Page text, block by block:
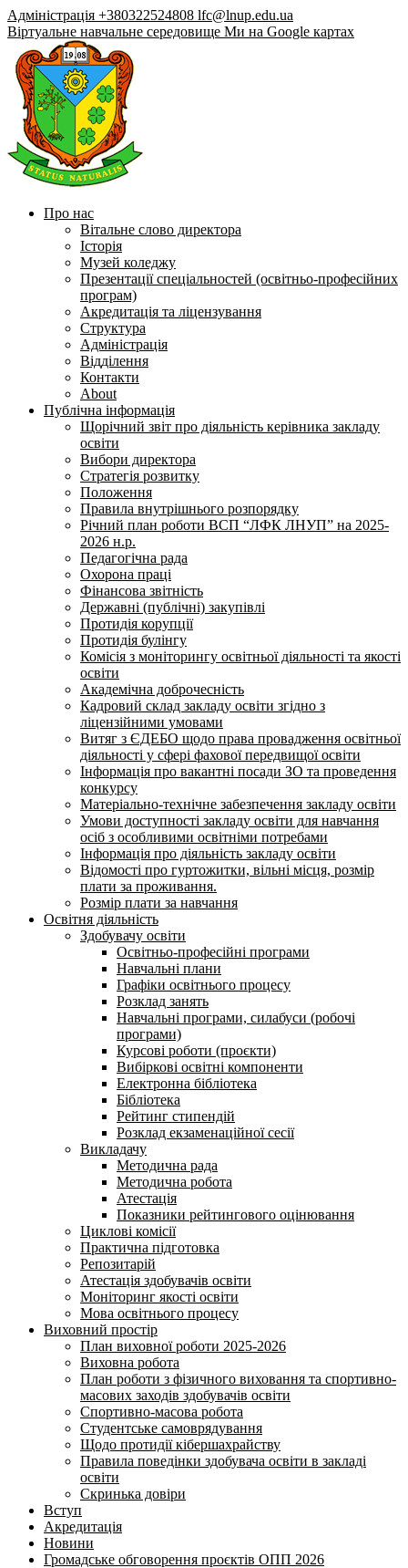
Адміністрація +380322524808 lfc@lnup.edu.ua
Віртуальне навчальне середовище Ми на Google картах
Про нас
Вітальне слово директора
Історія
Музей коледжу
Презентації спеціальностей (освітньо-професійних
програм)
Акредитація та ліцензування
Структура
Адміністрація
Відділення
Контакти
About
Публічна інформація
Щорічний звіт про діяльність керівника закладу
освіти
Вибори директора
Стратегія розвитку
Положення
Правила внутрішнього розпорядку
Річний план роботи ВСП “ЛФК ЛНУП” на 2025-
2026 н.р.
Педагогічна рада
Охорона праці
Фінансова звітність
Державні (публічні) закупівлі
Протидія корупції
Протидія булінгу
Комісія з моніторингу освітньої діяльності та якості
освіти
Академічна доброчесність
Кадровий склад закладу освіти згідно з
ліцензійними умовами
Витяг з ЄДЕБО щодо права провадження освітньої
діяльності у сфері фахової передвищої освіти
Інформація про вакантні посади ЗО та проведення
конкурсу
Матеріально-технічне забезпечення закладу освіти
Умови доступності закладу освіти для навчання
осіб з особливими освітніми потребами
Інформація про діяльність закладу освіти
Відомості про гуртожитки, вільні місця, розмір
плати за проживання.
Розмір плати за навчання
Освітня діяльність
Здобувачу освіти
Освітньо-професійні програми
Навчальні плани
Графіки освітнього процесу
Розклад занять
Навчальні програми, силабуси (робочі
програми)
Курсові роботи (проєкти)
Вибіркові освітні компоненти
Електронна бібліотека
Бібліотека
Рейтинг стипендій
Розклад екзаменаційної сесії
Викладачу
Методична рада
Методична робота
Атестація
Показники рейтингового оцінювання
Циклові комісії
Практична підготовка
Репозитарій
Атестація здобувачів освіти
Моніторинг якості освіти
Мова освітнього процесу
Виховний простір
План виховної роботи 2025-2026
Виховна робота
План роботи з фізичного виховання та спортивно-
масових заходів здобувачів освіти
Спортивно-масова робота
Студентське самоврядування
Щодо протидії кібершахрайству
Правила поведінки здобувача освіти в закладі
освіти
Скринька довіри
Вступ
Акредитація
Новини
Громадське обговорення проєктів ОПП 2026